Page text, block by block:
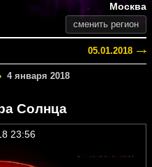
Москва
сменить регион
05.01.2018
4 января 2018
Солнца
23:56